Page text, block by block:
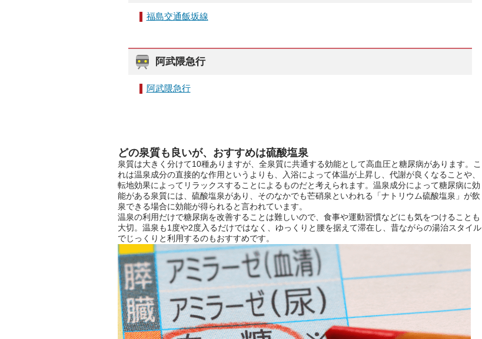
福島交通飯坂線
阿武隈急行
阿武隈急行
どの泉質も良いが、おすすめは硫酸塩泉
泉質は大きく分けて10種ありますが、全泉質に共通する効能として高血圧と糖尿病があります。こ
れは温泉成分の直接的な作用というよりも、入浴によって体温が上昇し、代謝が良くなることや、
転地効果によってリラックスすることによるものだと考えられます。温泉成分によって糖尿病に効
能がある泉質には、硫酸塩泉があり、そのなかでも芒硝泉といわれる「ナトリウム硫酸塩泉」が飲
泉できる場合に効能が得られると言われています。
温泉の利用だけで糖尿病を改善することは難しいので、食事や運動習慣などにも気をつけることも
大切。温泉も1度や2度入るだけではなく、ゆっくりと腰を据えて滞在し、昔ながらの湯治スタイル
でじっくりと利用するのもおすすめです。